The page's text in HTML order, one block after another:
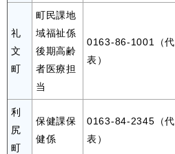
礼
文
町
町民課地
域福祉係
後期高齢
者医療担
当
0163-86-1001（代
表）
利
尻
町
保健課保
健係
0163-84-2345（代
表）